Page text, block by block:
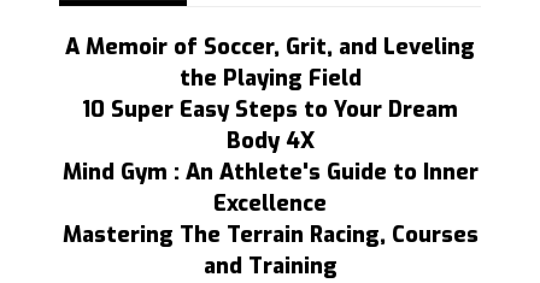
A Memoir of Soccer, Grit, and Leveling
the Playing Field
10 Super Easy Steps to Your Dream
Body 4X
Mind Gym : An Athlete's Guide to Inner
Excellence
Mastering The Terrain Racing, Courses
and Training